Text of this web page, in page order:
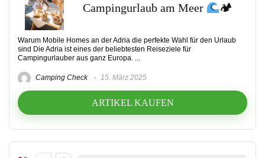
Campingurlaub am Meer
🏕
Warum Mobile Homes an der Adria die perfekte Wahl für den Urlaub
sind Die Adria ist eines der beliebtesten Reiseziele für
Campingurlauber aus ganz Europa. ...
Camping Check 15. März 2025
ARTIKEL KAUFEN